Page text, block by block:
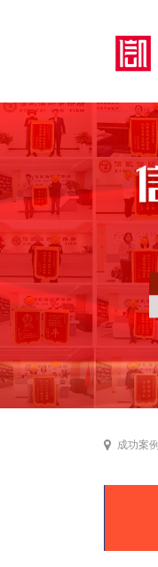
成功案例